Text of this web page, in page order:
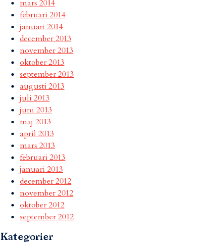
mars 2014
februari 2014
januari 2014
december 2013
november 2013
oktober 2013
september 2013
augusti 2013
juli 2013
juni 2013
maj 2013
april 2013
mars 2013
februari 2013
januari 2013
december 2012
november 2012
oktober 2012
september 2012
Kategorier